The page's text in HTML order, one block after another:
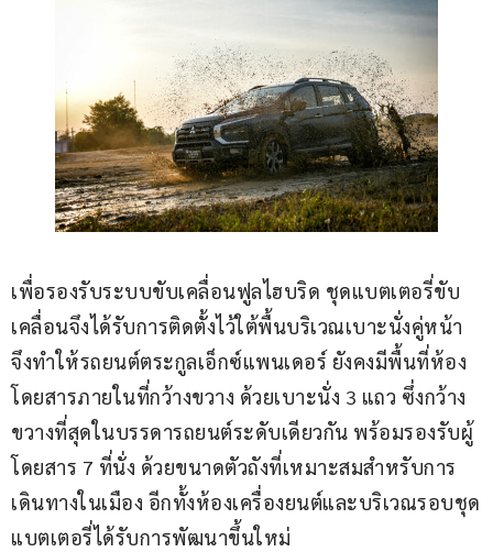
เพื่อรองรับระบบขับเคลื่อนฟูลไฮบริด ชุดแบตเตอรี่ขับ
เคลื่อนจึงได้รับการติดตั้งไว้ใต้พื้นบริเวณเบาะนั่งคู่หน้า
จึงทำให้รถยนต์ตระกูลเอ็กซ์แพนเดอร์ ยังคงมีพื้นที่ห้อง
โดยสารภายในที่กว้างขวาง ด้วยเบาะนั่ง 3 แถว ซึ่งกว้าง
ขวางที่สุดในบรรดารถยนต์ระดับเดียวกัน พร้อมรองรับผู้
โดยสาร 7 ที่นั่ง ด้วยขนาดตัวถังที่เหมาะสมสำหรับการ
เดินทางในเมือง อีกทั้งห้องเครื่องยนต์และบริเวณรอบชุด
แบตเตอรี่ได้รับการพัฒนาขึ้นใหม่